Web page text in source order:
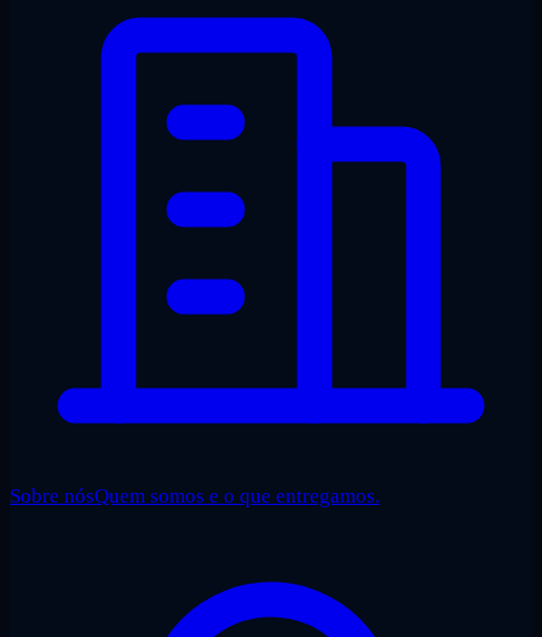
Sobre nósQuem somos e o que entregamos.